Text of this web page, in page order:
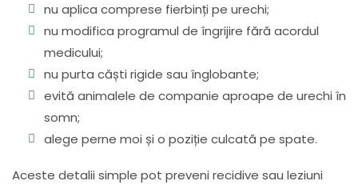
nu aplica comprese fierbinți pe urechi;
nu modifica programul de îngrijire fără acordul
medicului;
nu purta căști rigide sau înglobante;
evită animalele de companie aproape de urechi în
somn;
alege perne moi și o poziție culcată pe spate.
Aceste detalii simple pot preveni recidive sau leziuni